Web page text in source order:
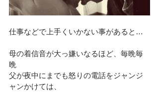
仕事などで上手くいかない事があると…
母の着信音が大っ嫌いなるほど、毎晩毎
晩
父が夜中にまでも怒りの電話をジャンジ
ャンかけては、